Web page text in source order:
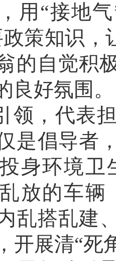
用“接地
策知识，
的自觉积
良好氛围。
领，代表
是倡导者
身环境卫
放的车辆
乱搭乱建
开展清“死